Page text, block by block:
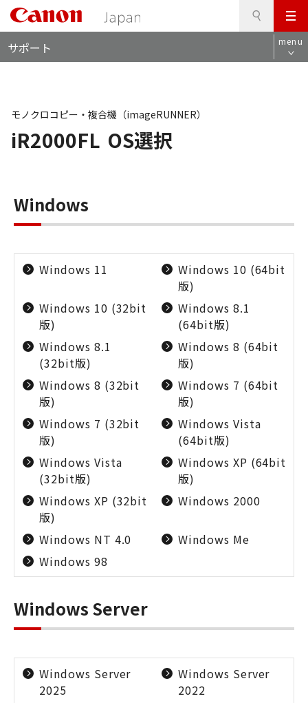
メ
ニ
ュ
サポート menu
iR2000FL OS選択
モノクロコピー・複合機（imageRUNNER）
Windows
Windows 11
Windows 10 (64bit
版)
Windows 10 (32bit
版)
Windows 8.1
(64bit版)
Windows 8.1
(32bit版)
Windows 8 (64bit
版)
Windows 8 (32bit
版)
Windows 7 (64bit
版)
Windows 7 (32bit
版)
Windows Vista
(64bit版)
Windows Vista
(32bit版)
Windows XP (64bit
版)
Windows XP (32bit
版)
Windows 2000
Windows NT 4.0
Windows Me
Windows 98
Windows Server
Windows Server
2025
Windows Server
2022